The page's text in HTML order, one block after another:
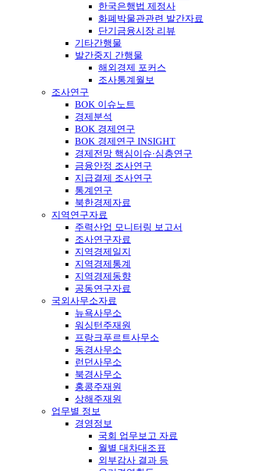
한국은행법 제정사
화폐박물관관련 발간자료
단기금융시장 리뷰
기타간행물
발간중지 간행물
해외경제 포커스
조사통계월보
조사연구
BOK 이슈노트
경제분석
BOK 경제연구
BOK 경제연구 INSIGHT
경제전망 핵심이슈·심층연구
금융안정 조사연구
지급결제 조사연구
통계연구
북한경제자료
지역연구자료
주력산업 모니터링 보고서
조사연구자료
지역경제일지
지역경제통계
지역경제동향
공동연구자료
국외사무소자료
뉴욕사무소
워싱턴주재원
프랑크푸르트사무소
동경사무소
런던사무소
북경사무소
홍콩주재원
상해주재원
업무별 정보
경영정보
국회 업무보고 자료
월별 대차대조표
외부감사 결과 등